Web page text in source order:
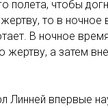
полета, чтобы
то в ночное
В ночное
жертву, а затем
Линней впервые